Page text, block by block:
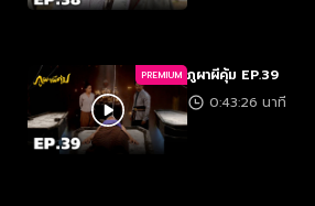
PREMIUM ภูผาผีคุ้ม EP.39
0:43:26 นาที